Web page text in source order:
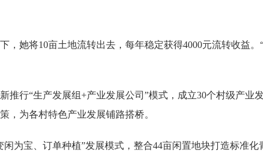
她将10亩土地流转出去，每年稳定获得4000元流转收益。
行“生产发展组+产业发展公司”模式，成立30个村级产业
，为各村特色产业发展铺路搭桥。
为宝、订单种植”发展模式，整合44亩闲置地块打造标准化